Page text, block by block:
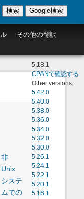
その他の翻訳
検索 Google検索
5.18.1
CPANで確認する
Other versions:
5.42.0
5.40.0
5.38.0
5.36.0
5.34.0
5.32.0
5.30.0
5.26.1
5.24.1
5.22.1
5.20.1
5.16.1
非
Unix
システ
ムでの